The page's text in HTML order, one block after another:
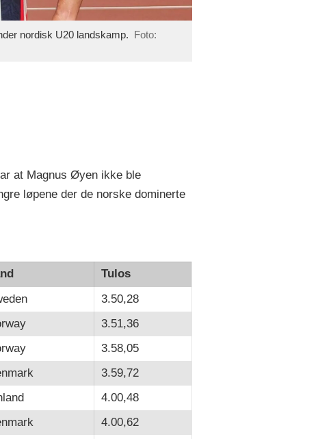
nordisk U20 landskamp. Foto:
at Magnus Øyen ikke ble
løpene der de norske dominerte
Tulos
3.50,28
3.51,36
3.58,05
3.59,72
4.00,48
4.00,62